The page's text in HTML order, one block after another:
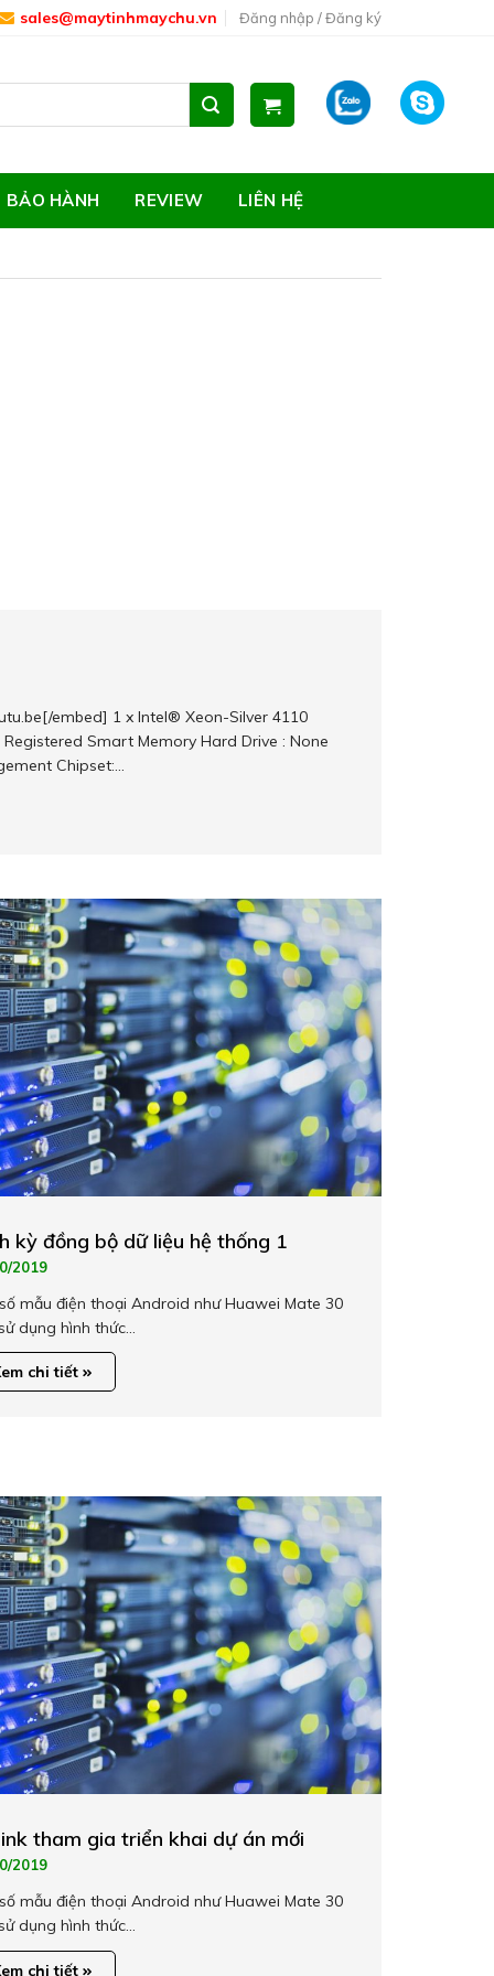
sales@maytinhmaychu.vn Đăng nhập / Đăng ký
ZALO SKYPE
BẢO HÀNH REVIEW LIÊN HỆ
embed] 1 x Intel® Xeon-Silver 4110
Registered Smart Memory Hard Drive : None
Chipset:…
kỳ đồng bộ dữ liệu hệ thống 1
2019
mẫu điện thoại Android như Huawei Mate 30
dụng hình thức…
chi tiết
tham gia triển khai dự án mới
2019
mẫu điện thoại Android như Huawei Mate 30
dụng hình thức…
chi tiết